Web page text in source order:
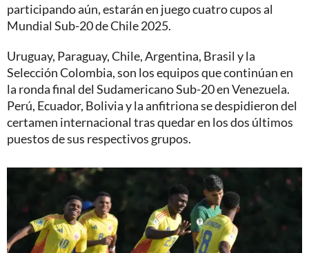
participando aún, estarán en juego cuatro cupos al
Mundial Sub-20 de Chile 2025.
Uruguay, Paraguay, Chile, Argentina, Brasil y la
Selección Colombia, son los equipos que continúan en
la ronda final del Sudamericano Sub-20 en Venezuela.
Perú, Ecuador, Bolivia y la anfitriona se despidieron del
certamen internacional tras quedar en los dos últimos
puestos de sus respectivos grupos.